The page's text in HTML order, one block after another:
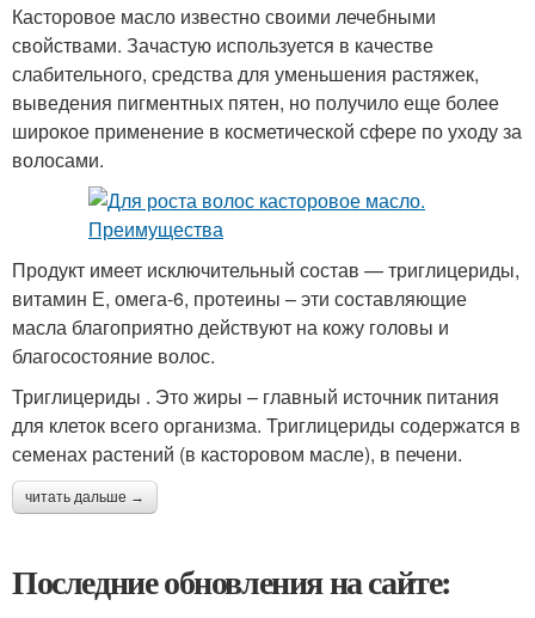
Касторовое масло известно своими лечебными
свойствами. Зачастую используется в качестве
слабительного, средства для уменьшения растяжек,
выведения пигментных пятен, но получило еще более
широкое применение в косметической сфере по уходу за
волосами.
Продукт имеет исключительный состав — триглицериды,
витамин Е, омега-6, протеины – эти составляющие
масла благоприятно действуют на кожу головы и
благосостояние волос.
Триглицериды . Это жиры – главный источник питания
для клеток всего организма. Триглицериды содержатся в
семенах растений (в касторовом масле), в печени.
читать дальше →
Последние обновления на сайте: